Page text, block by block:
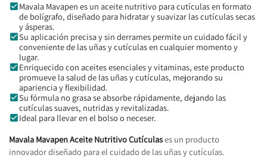
Mavala Mavapen es un aceite nutritivo para cutículas en formato
de bolígrafo, diseñado para hidratar y suavizar las cutículas secas
y ásperas.
Su aplicación precisa y sin derrames permite un cuidado fácil y
conveniente de las uñas y cutículas en cualquier momento y
lugar.
Enriquecido con aceites esenciales y vitaminas, este producto
promueve la salud de las uñas y cutículas, mejorando su
apariencia y flexibilidad.
Su fórmula no grasa se absorbe rápidamente, dejando las
cutículas suaves, nutridas y revitalizadas.
Ideal para llevar en el bolso o neceser.
Mavala Mavapen Aceite Nutritivo Cutículases un producto
innovador diseñado para el cuidado de las uñas y cutículas.